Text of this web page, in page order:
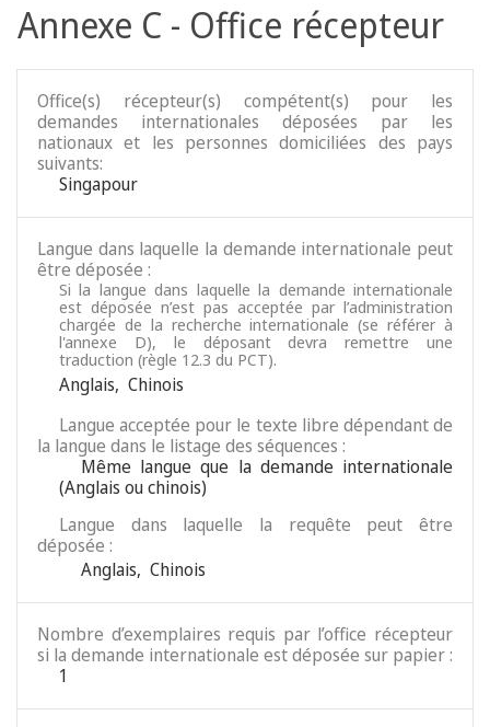
Annexe C - Office récepteur
Office(s) récepteur(s) compétent(s) pour les
demandes internationales déposées par les
nationaux et les personnes domiciliées des pays
suivants:
Singapour
Langue dans laquelle la demande internationale peut
être déposée :
Si la langue dans laquelle la demande internationale
est déposée n’est pas acceptée par l’administration
chargée de la recherche internationale (se référer à
l'annexe D), le déposant devra remettre une
traduction (règle 12.3 du PCT).
Anglais, Chinois
Langue acceptée pour le texte libre dépendant de
la langue dans le listage des séquences :
Même langue que la demande internationale
(Anglais ou chinois)
Langue dans laquelle la requête peut être
déposée :
Anglais, Chinois
Nombre d’exemplaires requis par l’office récepteur
si la demande internationale est déposée sur papier :
1